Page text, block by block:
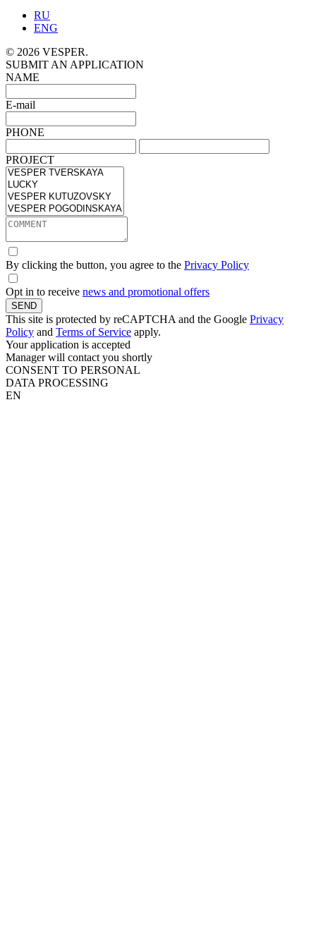
RU
ENG
© 2026 VESPER.
SUBMIT AN APPLICATION
NAME
E-mail
PHONE
PROJECT
By clicking the button, you agree to the Privacy Policy
Opt in to receive news and promotional offers
SEND
This site is protected by reCAPTCHA and the Google Privacy
Policy and Terms of Service apply.
Your application is accepted
Manager will contact you shortly
CONSENT TO PERSONAL
DATA PROCESSING
EN